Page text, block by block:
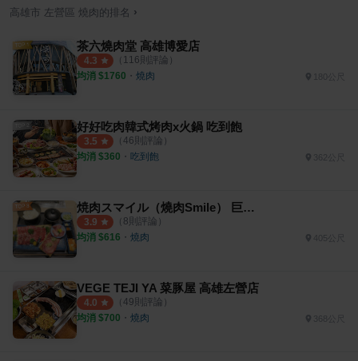
高雄市 左營區 燒肉的排名 ›
茶六燒肉堂 高雄博愛店
4.3 （ 116則評論）
均消 $1760 ・ 燒肉
好好吃肉韓式烤肉x火鍋 吃到飽
3.5 （ 46則評論）
均消 $360 ・ 吃到飽
焼肉スマイル（燒肉Smile） 巨蛋明誠店
3.9 （ 8則評論）
均消 $616 ・ 燒肉 405公尺
VEGE TEJI YA 菜豚屋 高雄左營店
4.0 （ 49則評論）
均消 $700 ・ 燒肉